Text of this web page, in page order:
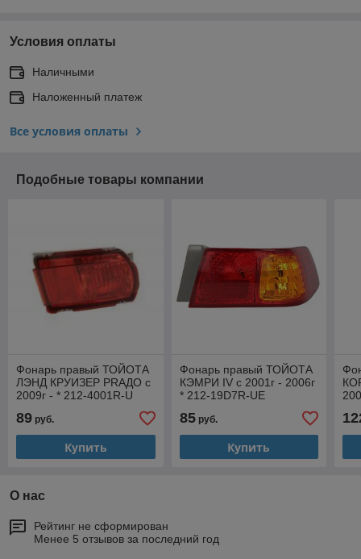
Условия оплаты
Наличными
Наложенный платеж
Все условия оплаты
Подобные товары компании
Фонарь правый ТОЙОТА
ЛЭНД КРУИЗЕР PRАДO с
2009г - * 212-4001R-U
89 руб.
Купить
Фонарь правый ТОЙОТА
КЭМРИ IV с 2001г - 2006г
* 212-19D7R-UE
85руб.
Купить
О нас
Рейтинг не сформирован
Менее 5 отзывов за последний год